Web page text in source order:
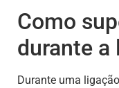
Como
durante a
Durante uma